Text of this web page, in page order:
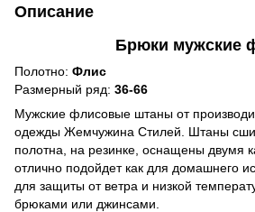
Описание
Брюки мужские
Полотно: Флис
Размерный ряд: 36-66
Мужские флисовые штаны от
одежды Жемчужина Стилей. Штаны
полотна, на резинке, оснащены двумя
отлично подойдет как для домашнего
для защиты от ветра и низкой
брюками или джинсами.